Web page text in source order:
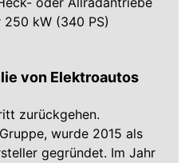
250 kW (340 PS)
von Elektroautos
zurückgehen.
wurde 2015 als
gegründet. Im Jahr